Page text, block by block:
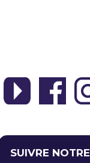
SUIVRE NOTRE